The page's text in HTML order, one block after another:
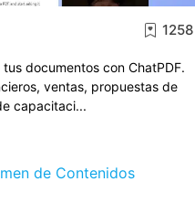
1258
documentos con ChatPDF.
ventas, propuestas de
capacitaci...
de Contenidos